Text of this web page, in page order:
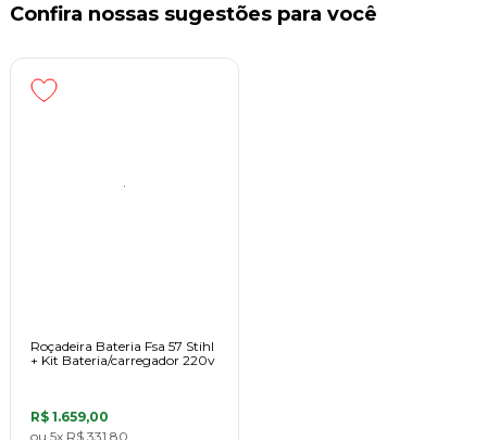
Confira nossas sugestões para você
Roçadeira Bateria Fsa 57 Stihl
+ Kit Bateria/carregador 220v
R$ 1.659,00
ou 5x R$ 331,80